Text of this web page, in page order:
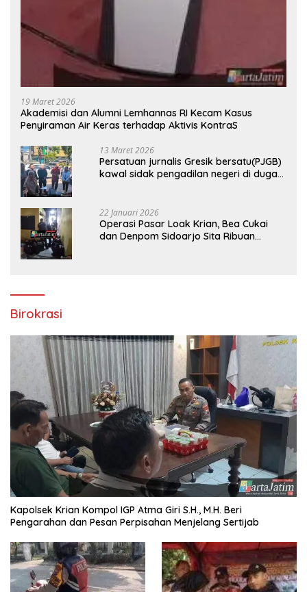
19 Maret 2026
Akademisi dan Alumni Lemhannas RI Kecam Kasus
Penyiraman Air Keras terhadap Aktivis KontraS
13 Maret 2026
Persatuan jurnalis Gresik bersatu(PJGB)
kawal sidak pengadilan negeri di duga
22 Januari 2026
Operasi Pasar Loak Krian, Bea Cukai
dan Denpom Sidoarjo Sita Ribuan
Birokrasi
Kapolsek Krian Kompol IGP Atma Giri S.H., M.H. Beri
Pengarahan dan Pesan Perpisahan Menjelang Sertijab